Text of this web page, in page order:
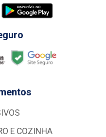
E COZINHA